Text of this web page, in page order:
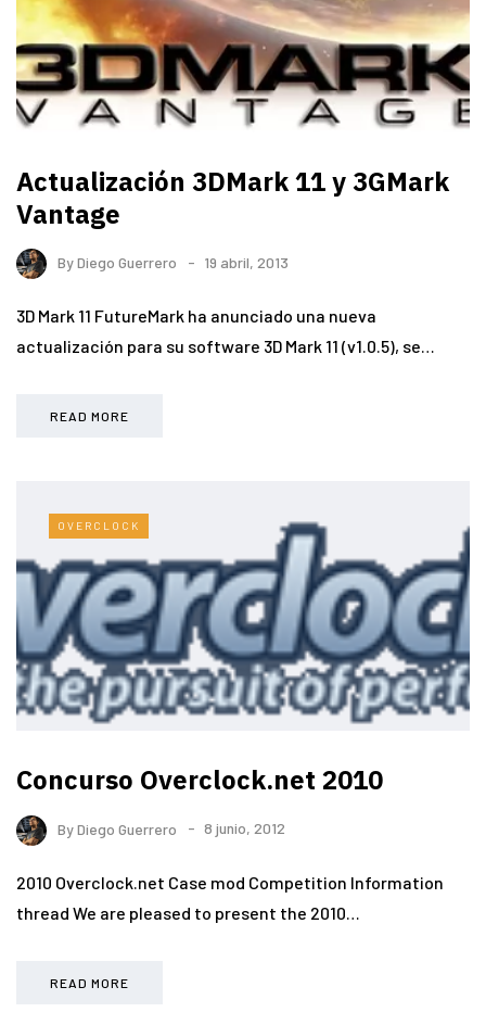
Actualización 3DMark 11 y 3GMark
Vantage
ByDiego Guerrero 19 abril, 2013
3D Mark 11 FutureMark ha anunciado una nueva
actualización para su software 3D Mark 11 (v1.0.5), se…
READ MORE
OVERCLOCK
Concurso Overclock.net 2010
ByDiego Guerrero 8 junio, 2012
2010 Overclock.net Case mod Competition Information
thread We are pleased to present the 2010…
READ MORE